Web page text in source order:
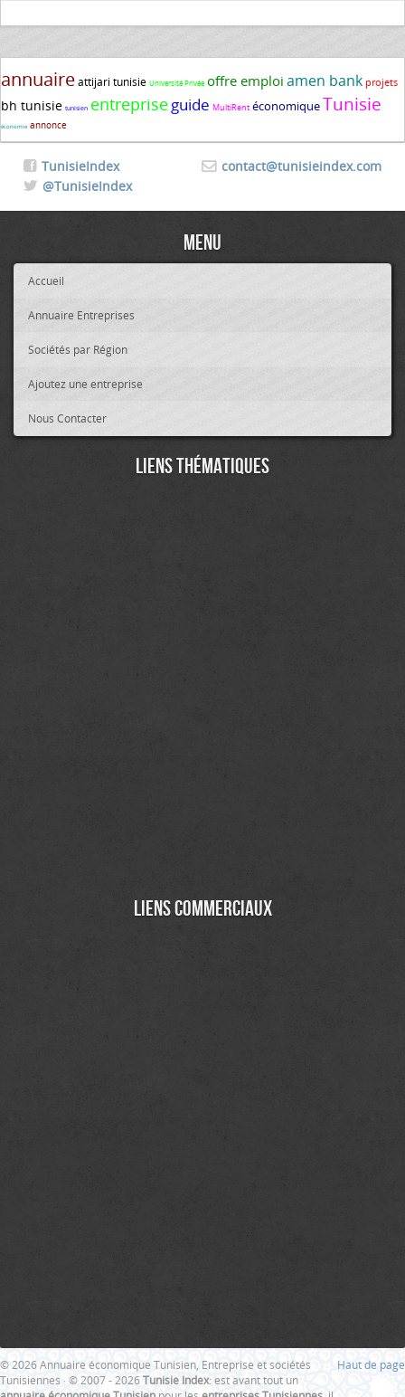
annuaireattijari tunisie Université Privée offre emploi amen bank projets
bh tunisie tunisien entrepriseguide MultiRent économiqueTunisie
économie annonce
contact@tunisieindex.com
TunisieIndex
@TunisieIndex
Menu
Accueil
Annuaire Entreprises
Sociétés par Région
Ajoutez une entreprise
Nous Contacter
Liens thématiques
Liens commerciaux
Haut de page
© 2026 Annuaire économique Tunisien, Entreprise et sociétés
Tunisiennes · © 2007 - 2026Tunisie Index: est avant tout un